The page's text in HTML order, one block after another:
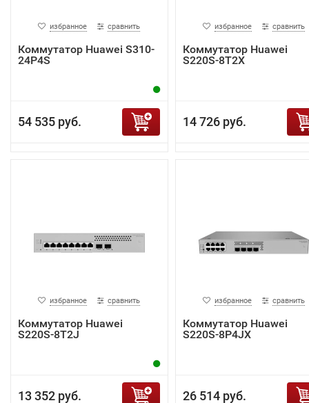
избранное сравнить
Коммутатор Huawei S310-
24P4S
54 535 руб.
избранное сравнить
Коммутатор Huawei
S220S-8T2X
14 726 руб.
избранное сравнить
Коммутатор Huawei
S220S-8T2J
13 352 руб.
избранное сравнить
Коммутатор Huawei
S220S-8P4JX
26 514 руб.